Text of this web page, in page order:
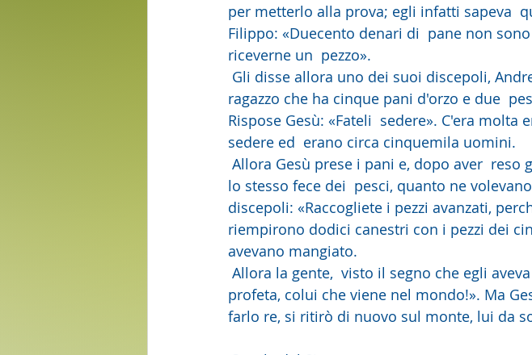
per metterlo alla prova; egli infatti sapeva
Filippo: «Duecento denari di  pane non
riceverne un  pezzo».
ragazzo che ha cinque pani d'orzo e due
Rispose Gesù: «Fateli  sedere». C'era
sedere ed  erano circa cinquemila uomini.
lo stesso fece dei  pesci, quanto ne
discepoli: «Raccogliete i pezzi avanzati,
riempirono dodici canestri con i pezzi dei
avevano mangiato.
profeta, colui che viene nel mondo!». Ma
farlo re, si ritirò di nuovo sul monte, lui da